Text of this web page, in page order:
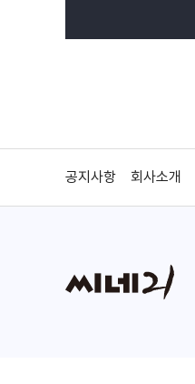
공지사항 회사소개